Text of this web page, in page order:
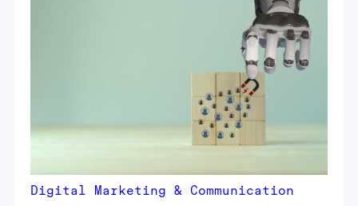
Digital Marketing & Communication